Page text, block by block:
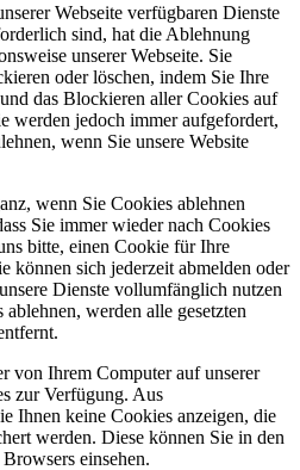
Webseite verfügbaren Dienste
sind, hat die Ablehnung
unserer Webseite. Sie
oder löschen, indem Sie Ihre
das Blockieren aller Cookies auf
werden jedoch immer aufgefordert,
wenn Sie unsere Website
wenn Sie Cookies ablehnen
Sie immer wieder nach Cookies
bitte, einen Cookie für Ihre
können sich jederzeit abmelden oder
Dienste vollumfänglich nutzen
werden alle gesetzten
von Ihrem Computer auf unserer
zur Verfügung. Aus
Ihnen keine Cookies anzeigen, die
werden. Diese können Sie in den
einsehen.